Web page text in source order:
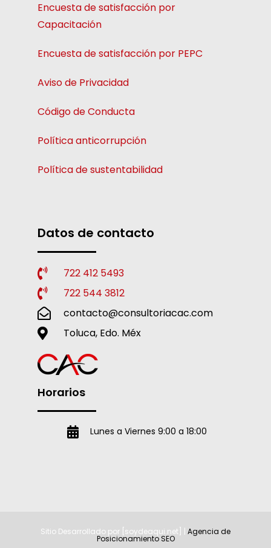
Encuesta de satisfacción por
Capacitación
Encuesta de satisfacción por PEPC
Aviso de Privacidad
Código de Conducta
Política anticorrupción
Política de sustentabilidad
Datos de contacto
722 412 5493
722 544 3812
contacto@consultoriacac.com
Toluca, Edo. Méx
Horarios
Lunes a Viernes 9:00 a 18:00
Sitio Desarrollado por [soydeaqui.net] | Agencia de
Posicionamiento SEO